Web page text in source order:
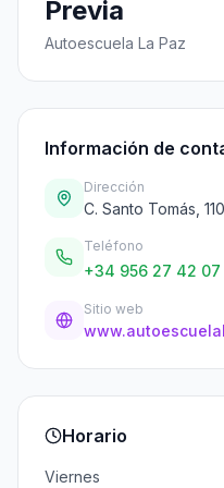
Previa
Autoescuela La Paz
Información de
Dirección
C. Santo Tomás,
Teléfono
+34 956 27 42 07
Sitio web
Horario
Viernes